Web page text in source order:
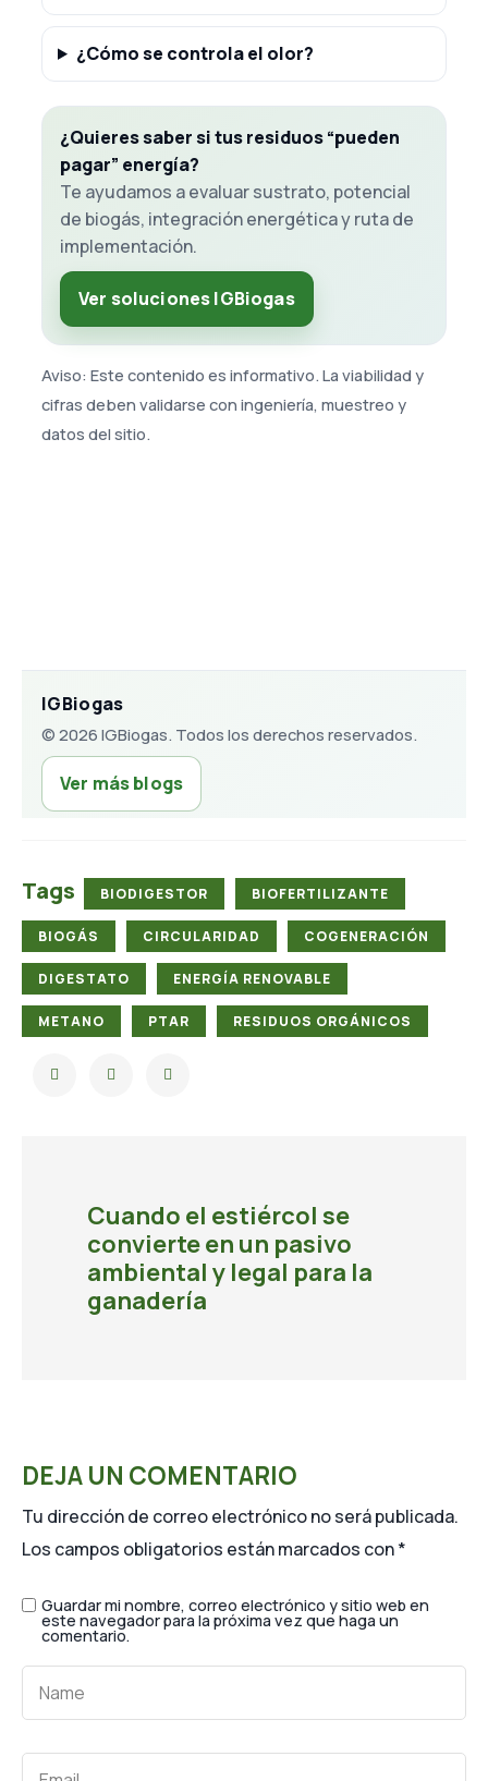
¿Cómo se controla el olor?
¿Quieres saber si tus residuos “pueden
pagar” energía?
Te ayudamos a evaluar sustrato, potencial
de biogás, integración energética y ruta de
implementación.
Ver soluciones IGBiogas
Aviso: Este contenido es informativo. La viabilidad y
cifras deben validarse con ingeniería, muestreo y
datos del sitio.
IGBiogas
© 2026 IGBiogas. Todos los derechos reservados.
Ver más blogs
Tags BIODIGESTOR BIOFERTILIZANTE
BIOGÁS CIRCULARIDAD COGENERACIÓN
DIGESTATO ENERGÍA RENOVABLE
METANO PTAR RESIDUOS ORGÁNICOS
Cuando el estiércol se
convierte en un pasivo
ambiental y legal para la
ganadería
DEJA UN COMENTARIO
Tu dirección de correo electrónico no será publicada.
Los campos obligatorios están marcados con*
Guardar mi nombre, correo electrónico y sitio web en
este navegador para la próxima vez que haga un
comentario.